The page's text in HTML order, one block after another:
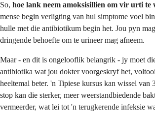
So, hoe lank neem amoksisillien om vir urti te
mense begin verligting van hul simptome voel
hulle met die antibiotikum begin het. Jou pyn
dringende behoefte om te urineer mag afneem.
Maar - en dit is ongelooflik belangrik - jy moet
antibiotika wat jou dokter voorgeskryf het,
heeltemal beter. 'n Tipiese kursus kan wissel van
stop kan die sterker, meer weerstandbiedende
vermeerder, wat lei tot 'n terugkerende infeksie